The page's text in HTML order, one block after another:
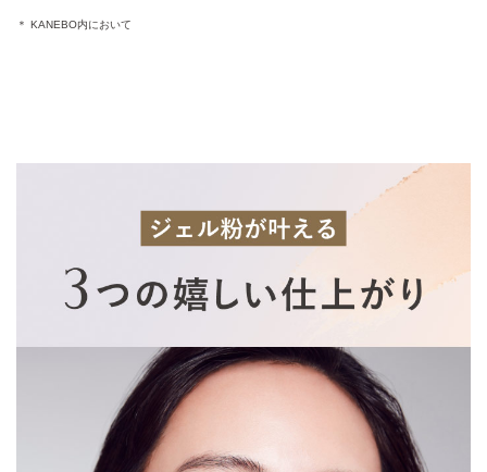
自社独自開発
「ジェルコーティング粉体」
「メルティジェルコーティング粉体」
高粘度ジェルを超均一分散させる当社独自技術により、パ
＊ KANEBO内において